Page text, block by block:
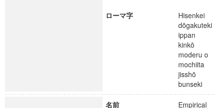
ローマ字
Hisenkei
dōgakuteki
ippan
kinkō
moderu o
mochiita
jisshō
bunseki
名前 Empirical